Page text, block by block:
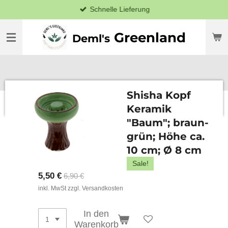
Hauptinhalt
springen
Deml's Greenland
Schnelle Lieferung
Shisha Kopf
Keramik
"Baum"; braun-
grün; Höhe ca.
10 cm; Ø 8 cm
Sale!
5,50 € 6,90 €
inkl. MwSt zzgl. Versandkosten
In den
Warenkorb